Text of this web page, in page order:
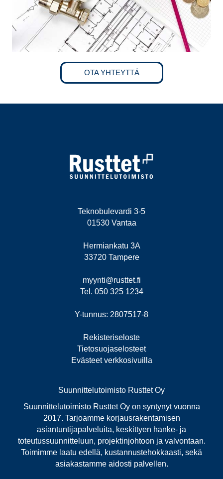
OTA YHTEYTTÄ
Teknobulevardi 3-5
01530 Vantaa
Hermiankatu 3A
33720 Tampere
myynti@rusttet.fi
Tel. 050 325 1234
Y-tunnus: 2807517-8
Rekisteriseloste
Tietosuojaselosteet
Evästeet verkkosivuilla
Suunnittelutoimisto Rusttet Oy
Suunnittelutoimisto Rusttet Oy on syntynyt vuonna
2017. Tarjoamme korjausrakentamisen
asiantuntijapalveluita, keskittyen hanke- ja
toteutussuunnitteluun, projektinjohtoon ja valvontaan.
Toimimme laatu edellä, kustannustehokkaasti, sekä
asiakastamme aidosti palvellen.